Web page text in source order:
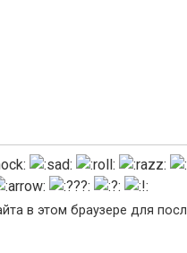
в этом браузере для